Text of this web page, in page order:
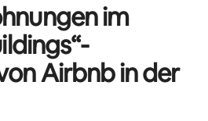
im
Airbnb in der